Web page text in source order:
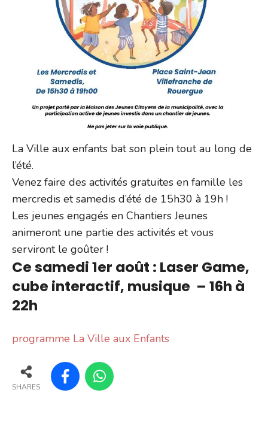
La Ville aux enfants bat son plein tout au long de
l’été.
Venez faire des activités gratuites en famille les
mercredis et samedis d’été de 15h30 à 19h !
Les jeunes engagés en Chantiers Jeunes
animeront une partie des activités et vous
serviront le goûter !
Ce samedi 1er août : Laser Game,
cube interactif, musique – 16h à
22h
programme La Ville aux Enfants
SHARES